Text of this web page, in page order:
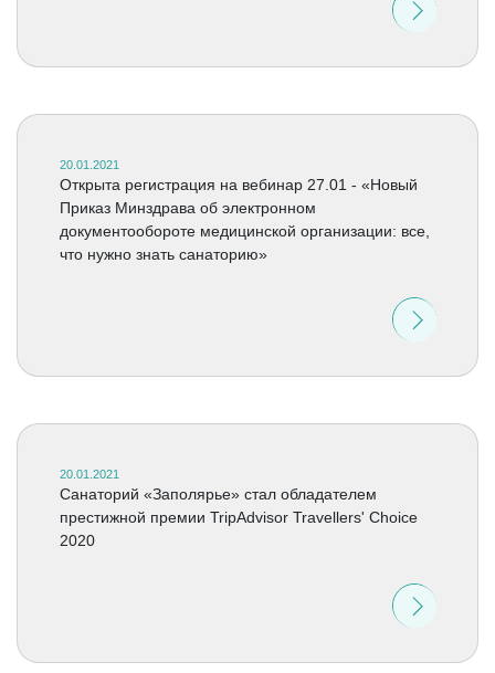
20.01.2021
Открыта регистрация на вебинар 27.01 - «Новый
Приказ Минздрава об электронном
документообороте медицинской организации: все,
что нужно знать санаторию»
20.01.2021
Санаторий «Заполярье» стал обладателем
престижной премии TripAdvisor Travellers' Choice
2020